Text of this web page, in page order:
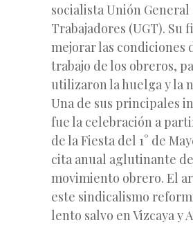
socialista Unión General
Trabajadores (UGT). Su
mejorar las condiciones
trabajo de los obreros,
utilizaron la huelga y la
Una de sus principales
fue la celebración a
de la Fiesta del 1° de
cita anual aglutinante
movimiento obrero. El
este sindicalismo
lento salvo en Vizcaya y